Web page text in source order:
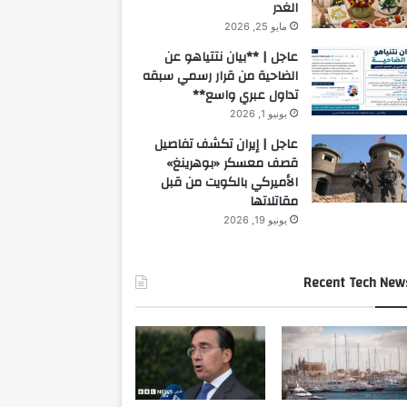
الغدر
مايو 25, 2026
عاجل | **بيان نتتياهو عن
الضاحية من قرار رسمي سبقه
تداول عبري واسع**
يونيو 1, 2026
عاجل | إيران تكشف تفاصيل
قصف معسكر «بوهرينغ»
الأميركي بالكويت من قبل
مقاتلاتها
يونيو 19, 2026
Recent Tech